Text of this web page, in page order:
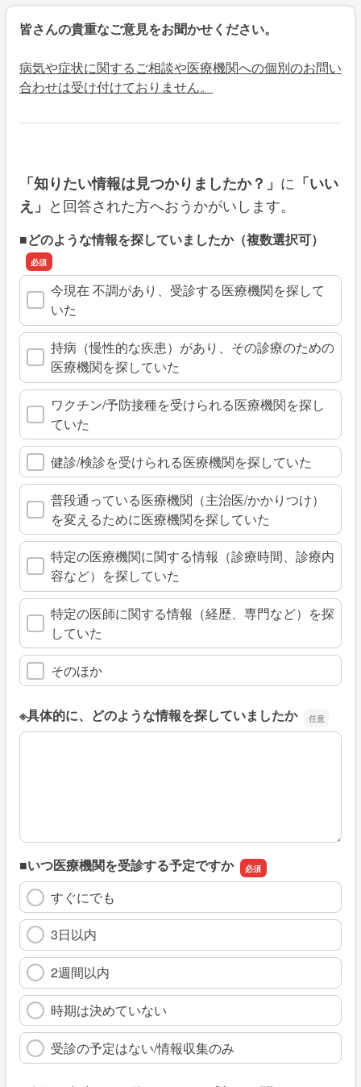
皆さんの貴重なご意見をお聞かせください。
病気や症状に関するご相談や医療機関への個別のお問い
合わせは受け付けておりません。
「知りたい情報は見つかりましたか？」 に 「いい
え」 と回答された方へおうかがいします。
■どのような情報を探していましたか（複数選択可）
今現在 不調があり、受診する医療機関を探して
いた
持病（慢性的な疾患）があり、その診療のための
医療機関を探していた
ワクチン/予防接種を受けられる医療機関を探し
ていた
健診/検診を受けられる医療機関を探していた
普段通っている医療機関（主治医/かかりつけ）
を変えるために医療機関を探していた
特定の医療機関に関する情報（診療時間、診療内
容など）を探していた
特定の医師に関する情報（経歴、専門など）を探
していた
そのほか
※具体的に、どのような情報を探していましたか
※具体的に、どのような情報を探していましたか
■いつ医療機関を受診する予定ですか
すぐにでも
3日以内
2週間以内
時期は決めていない
受診の予定はない/情報収集のみ